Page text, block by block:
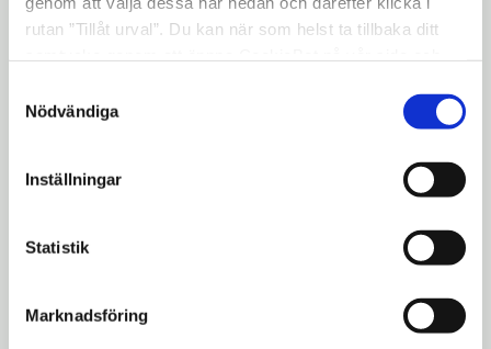
rutan ”Tillåt urval”. Du kan när som helst ta tillbaka ditt
"Visa detaljer" kan du läsa om hur kakorna används och
hur vi och våra leverantörer inhämtar och behandlar
Nödvändiga
Inställningar
Statistik
Marknadsföring
link Bokning